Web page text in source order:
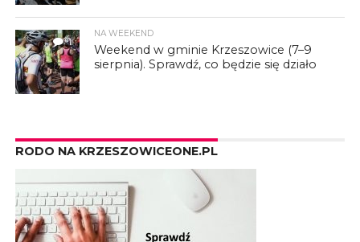
1
NA WEEKEND
Weekend w gminie Krzeszowice (7–9
sierpnia). Sprawdź, co będzie się działo
RODO NA KRZESZOWICEONE.PL